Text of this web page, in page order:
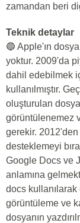
zamandan beri
Teknik detaylar
🔵 Apple'ın
yoktur. 2009'da
dahil edebilmek
kullanılmıştır.
oluşturulan
görüntülenemez
gerekir.
desteklemeyi
Google Docs ve
anlamına
docs
görüntüleme ve
dosyanın